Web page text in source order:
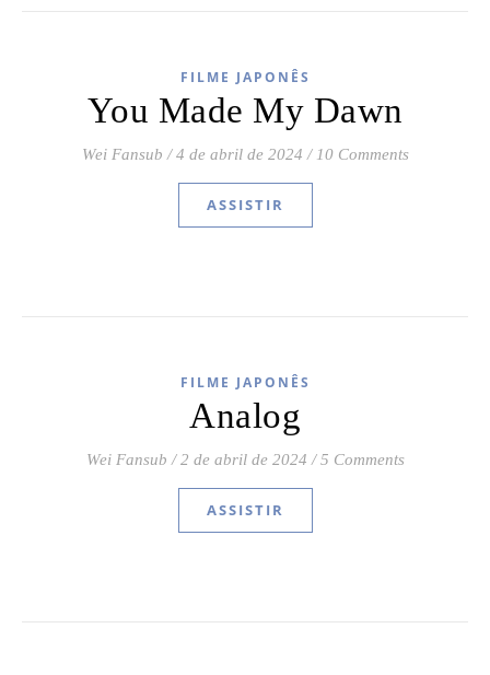
FILME JAPONÊS
You Made My Dawn
Wei Fansub / 4 de abril de 2024 / 10 Comments
ASSISTIR
FILME JAPONÊS
Analog
Wei Fansub / 2 de abril de 2024 / 5 Comments
ASSISTIR